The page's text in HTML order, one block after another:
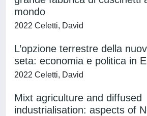
mondo
2022 Celetti, David
L’opzione terrestre della
seta: economia e politica in
2022 Celetti, David
Mixt agriculture and diffused
industrialisation: aspects of